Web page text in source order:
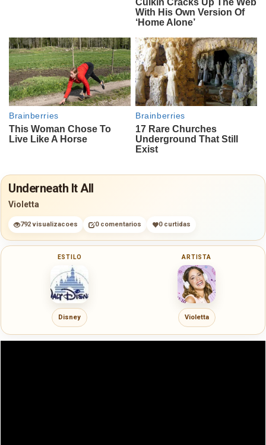
Underneath It All
Violetta
792 visualizacoes 0 comentarios 0 curtidas
ESTILO
Disney
ARTISTA
Violetta